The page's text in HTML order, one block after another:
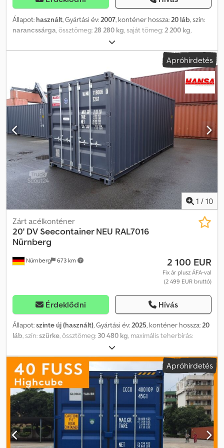
Állapot: használt, Gyártási év:2007, konténer hossza:20 láb, szín:
narancssárga, össztömeg:28 280 kg, saját tömeg:2 200 kg,
, rakodótér szélesség:
raktér hossza:5 898 mm, raktérmagasság:2 390 mm,
Apróhirdetés
1 / 10
Nürnberg 673 km
Zárt acélkonténer
20' DV Seecontainer NEU RAL7016
Nürnberg
2 100 EUR
Fix ár plusz ÁFA-val
(2 499 EUR bruttó)
Érdeklődni Hívás
Állapot:szinte új (használt), Gyártási év:2025, konténer hossza:20
láb, szín:szürke, össztömeg: 30 480 kg, maximális teherbírás:
2 050 kg, rakodótér térfogata:
rakodótér szélesség:2 350 mm, raktér hossza:5 898 mm,
raktérmagasság: 2 390 mm
, 20' DV tengeri konténer /
raktárkonténer Nürnbergből Állapot: one way – egyszer használt,
áruval megrakva Keletről Európába Szél- és vízálló CSC plakettel
(5 év) Könnyen nyitható dupla szárnyas ajtók Fa padlózat Vámdíj
rendezve, szabad forgalomba helyezhető FOT depot Nürnberg –
teherautó alvázára rakva Szállítás felár ellenében lehetséges:
kérjük, adja meg az irányítószámát, szívesen készítünk Önnek
ingyenes, kötelezettség nélküli egyedi ajánlatot konténerre,
Apróhirdetés